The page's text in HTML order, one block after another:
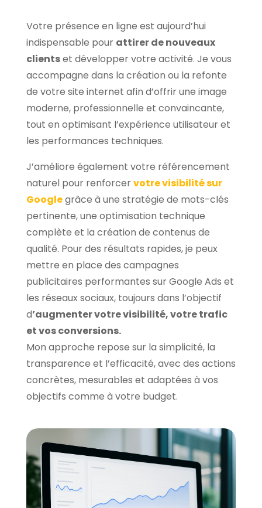
Votre présence en ligne est aujourd’hui
indispensable pour attirer de nouveaux
clientset développer votre activité. Je vous
accompagne dans la création ou la refonte
de votre site internet afin d’offrir une image
moderne, professionnelle et convaincante,
tout en optimisant l’expérience utilisateur et
les performances techniques.
J’améliore également votre référencement
naturel pour renforcervotre visibilité sur
Googlegrâce à une stratégie de mots-clés
pertinente, une optimisation technique
complète et la création de contenus de
qualité. Pour des résultats rapides, je peux
mettre en place des campagnes
publicitaires performantes sur Google Ads et
les réseaux sociaux, toujours dans l’objectif
d’augmenter votre visibilité, votre trafic
et vos conversions.
Mon approche repose sur la simplicité, la
transparence et l’efficacité, avec des actions
concrètes, mesurables et adaptées à vos
objectifs comme à votre budget.